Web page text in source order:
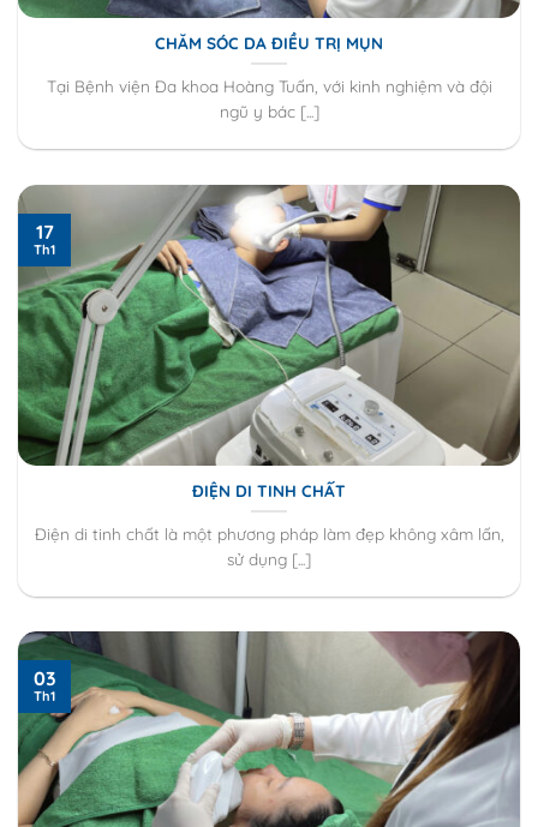
CHĂM SÓC DA ĐIỀU TRỊ MỤN
Tại Bệnh viện Đa khoa Hoàng Tuấn, với kinh nghiệm và đội
ngũ y bác [...]
ĐIỆN DI TINH CHẤT
Điện di tinh chất là một phương pháp làm đẹp không xâm lấn,
sử dụng [...]
17
Th1
03
Th1